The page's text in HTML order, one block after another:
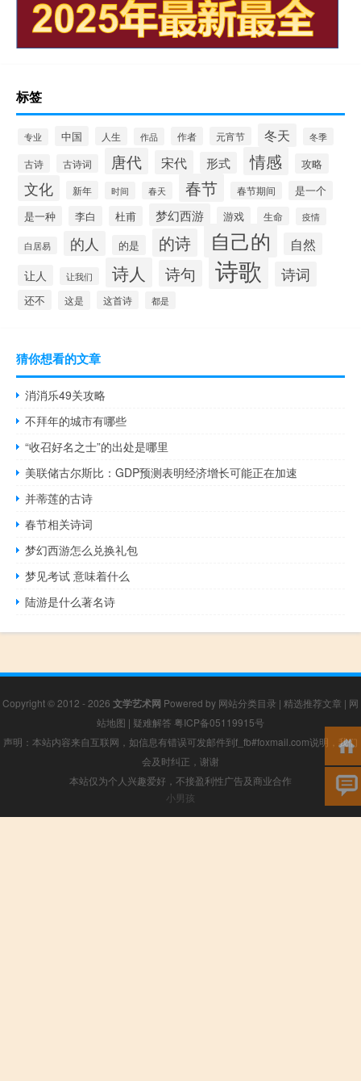
标签
专业 中国 人生 作品 作者 元宵节 冬天 冬季
古诗 古诗词 唐代 宋代 形式 情感 攻略
文化 新年 时间 春天 春节 春节期间 是一个
是一种 李白 杜甫 梦幻西游 游戏 生命 疫情
白居易 的人 的是 的诗 自己的 自然
让人 让我们 诗人 诗句 诗歌 诗词
还不 这是 这首诗 都是
猜你想看的文章
消消乐49关攻略
不拜年的城市有哪些
“收召好名之士”的出处是哪里
美联储古尔斯比：GDP预测表明经济增长可能正在加速
并蒂莲的古诗
春节相关诗词
梦幻西游怎么兑换礼包
梦见考试 意味着什么
陆游是什么著名诗
Copyright © 2012 - 2026 文学艺术网 Powered by 网站分类目录 | 精选推荐文章 | 网
站地图 | 疑难解答 粤ICP备05119915号
声明：本站内容来自互联网，如信息有错误可发邮件到f_fb#foxmail.com说明，我们
会及时纠正，谢谢
本站仅为个人兴趣爱好，不接盈利性广告及商业合作
小男孩